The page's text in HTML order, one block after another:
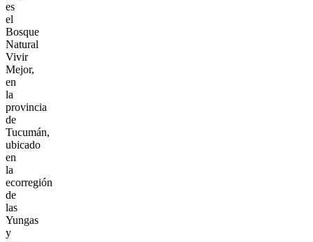
es
el
Bosque
Natural
Vivir
Mejor,
en
la
provincia
de
Tucumán,
ubicado
en
la
ecorregión
de
las
Yungas
y